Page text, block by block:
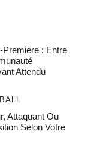
Première : Entre
Attendu
Attaquant Ou
Selon Votre